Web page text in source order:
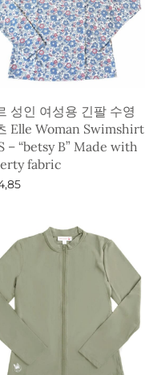
성인 여성용 긴팔 수영
Elle Woman Swimshirt
– “betsy B” Made with
fabric